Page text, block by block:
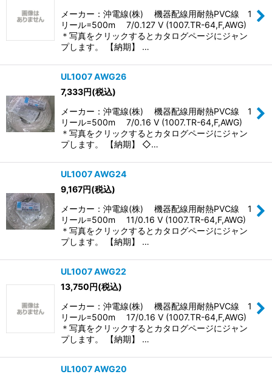
並び順:
絞り込む
メーカー：沖電線(株) 機器配線用耐熱PVC線 1
リール=500m 7/0.127 V (1007.TR-64,F,AWG)
＊写真をクリックするとカタログページにジャン
プします。 【納期】 …
UL1007 AWG26
7,333円(税込)
メーカー：沖電線(株) 機器配線用耐熱PVC線 1
リール=500m 7/0.16 V (1007.TR-64,F,AWG)
＊写真をクリックするとカタログページにジャン
プします。 【納期】 ◇…
UL1007 AWG24
9,167円(税込)
メーカー：沖電線(株) 機器配線用耐熱PVC線 1
リール=500m 11/0.16 V (1007.TR-64,F,AWG)
＊写真をクリックするとカタログページにジャン
プします。 【納期】 …
UL1007 AWG22
13,750円(税込)
メーカー：沖電線(株) 機器配線用耐熱PVC線 1
リール=500m 17/0.16 V (1007.TR-64,F,AWG)
＊写真をクリックするとカタログページにジャン
プします。 【納期】 …
UL1007 AWG20